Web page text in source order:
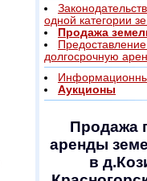
одной категории
Продажа
долгосрочную
Аукционы
Продажа
аренды
в